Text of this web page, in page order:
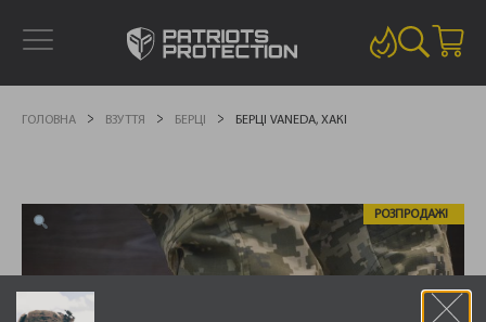
ГОЛОВНА ВЗУТТЯ БЕРЦІ БЕРЦІ VANEDA, ХАКІ
РОЗПРОДАЖ!